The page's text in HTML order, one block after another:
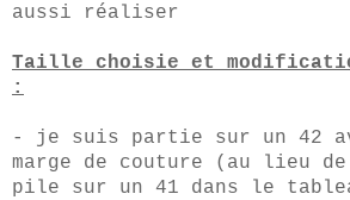
aussi réaliser
Taille choisie et
:
- je suis partie sur un 42
marge de couture (au lieu
pile sur un 41 dans le